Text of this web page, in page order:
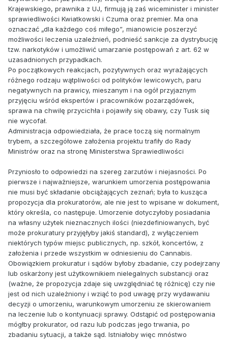
Krajewskiego, prawnika z UJ, firmują ją zaś wiceminister i minister
sprawiedliwości Kwiatkowski i Czuma oraz premier. Ma ona
oznaczać „dla każdego coś miłego”, mianowicie poszerzyć
możliwości leczenia uzależnień, podnieść sankcje za dystrybucję
tzw. narkotyków i umożliwić umarzanie postępowań z art. 62 w
uzasadnionych przypadkach.
Po początkowych reakcjach, pozytywnych oraz wyrażających
różnego rodzaju wątpliwości od polityków lewicowych, paru
negatywnych na prawicy, mieszanym i na ogół przyjaznym
przyjęciu wśród ekspertów i pracowników pozarządówek,
sprawa na chwilę przycichła i pojawiły się obawy, czy Tusk się
nie wycofał.
Administracja odpowiedziała, że prace toczą się normalnym
trybem, a szczegółowe założenia projektu trafiły do Rady
Ministrów oraz na stronę Ministerstwa Sprawiedliwości
Przyniosło to odpowiedzi na szereg zarzutów i niejasności. Po
pierwsze i najważniejsze, warunkiem umorzenia postępowania
nie musi być składanie obciążających zeznań; była to kusząca
propozycja dla prokuratorów, ale nie jest to wpisane w dokument,
który określa, co następuje. Umorzenie dotyczyłoby posiadania
na własny użytek nieznacznych ilości (niezdefiniowanych, być
może prokuratury przyjęłyby jakiś standard), z wyłączeniem
niektórych typów miejsc publicznych, np. szkół, koncertów, z
założenia i przede wszystkim w odniesieniu do Cannabis.
Obowiązkiem prokuratur i sądów byłoby zbadanie, czy podejrzany
lub oskarżony jest użytkownikiem nielegalnych substancji oraz
(ważne, że propozycja zdaje się uwzględniać tę różnicę) czy nie
jest od nich uzależniony i wziąć to pod uwagę przy wydawaniu
decyzji o umorzeniu, warunkowym umorzeniu ze skierowaniem
na leczenie lub o kontynuacji sprawy. Odstąpić od postępowania
mógłby prokurator, od razu lub podczas jego trwania, po
zbadaniu sytuacji, a także sąd. Istniałoby więc mnóstwo